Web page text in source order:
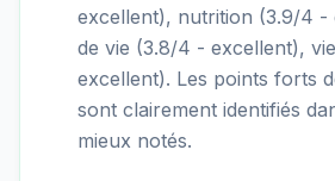
excellent), nutrition (3.9/4 -
de vie (3.8/4 - excellent),
excellent). Les points forts
sont clairement identifiés
mieux notés.